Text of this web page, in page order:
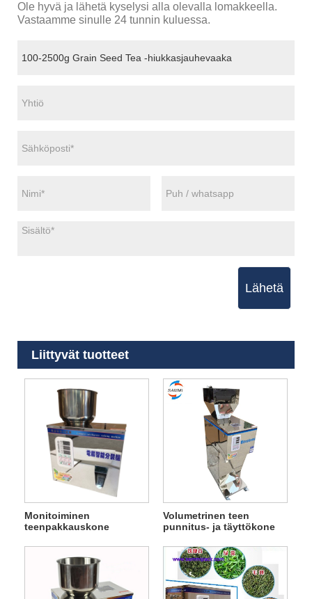
Ole hyvä ja lähetä kyselysi alla olevalla lomakkeella.
Vastaamme sinulle 24 tunnin kuluessa.
Lähetä
Liittyvät tuotteet
Monitoiminen
teenpakkauskone
Volumetrinen teen
punnitus- ja täyttökone